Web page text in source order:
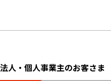
法人・個人事業主のお客さま